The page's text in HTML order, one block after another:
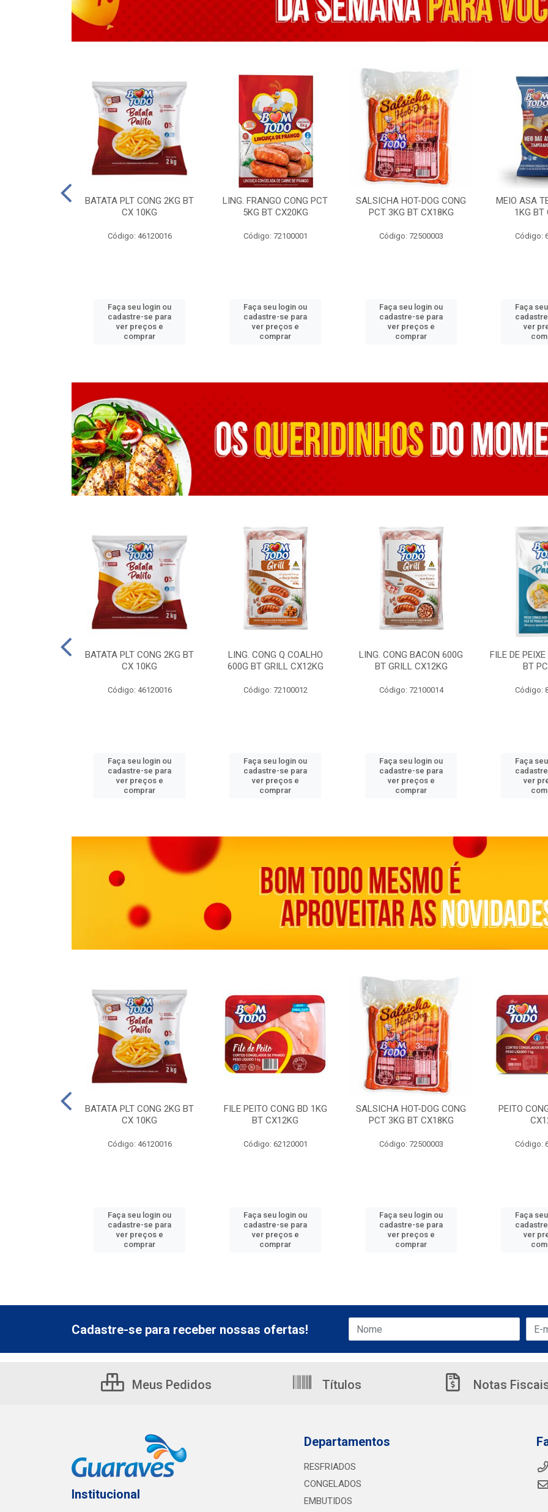
BATATA PLT CONG 2KG BT
CX 10KG
Código: 46120016
Faça seu login ou
cadastre-se para
ver preços e
comprar
LING. FRANGO CONG PCT
5KG BT CX20KG
Código: 72100001
Faça seu login ou
cadastre-se para
ver preços e
comprar
SALSICHA HOT-DOG CONG
PCT 3KG BT CX18KG
Código: 72500003
Faça seu login ou
cadastre-se para
ver preços e
comprar
MEIO ASA
1KG BT
Código:
Faça
ver
BATATA PLT CONG 2KG BT
CX 10KG
Código: 46120016
Faça seu login ou
cadastre-se para
ver preços e
comprar
LING. CONG Q COALHO
600G BT GRILL CX12KG
Código: 72100012
Faça seu login ou
cadastre-se para
ver preços e
comprar
LING. CONG BACON 600G
BT GRILL CX12KG
Código: 72100014
Faça seu login ou
cadastre-se para
ver preços e
comprar
FILE DE
BT
Código:
Faça
ver
BATATA PLT CONG 2KG BT
CX 10KG
Código: 46120016
Faça seu login ou
cadastre-se para
ver preços e
comprar
FILE PEITO CONG BD 1KG
BT CX12KG
Código: 62120001
Faça seu login ou
cadastre-se para
ver preços e
comprar
SALSICHA HOT-DOG CONG
PCT 3KG BT CX18KG
Código: 72500003
Faça seu login ou
cadastre-se para
ver preços e
comprar
PEITO
Código:
Faça
ver
Cadastre-se para receber nossas ofertas!
Meus Pedidos Títulos Notas
Institucional
Departamentos
RESFRIADOS
CONGELADOS
EMBUTIDOS